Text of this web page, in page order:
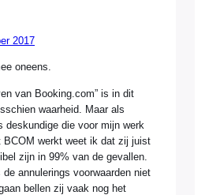
2017
oneens.
van Booking.com” is in dit
waarheid. Maar als
deskundige die voor mijn werk
BCOM werkt weet ik dat zij juist
zijn in 99% van de gevallen.
annulerings voorwaarden niet
bellen zij vaak nog het